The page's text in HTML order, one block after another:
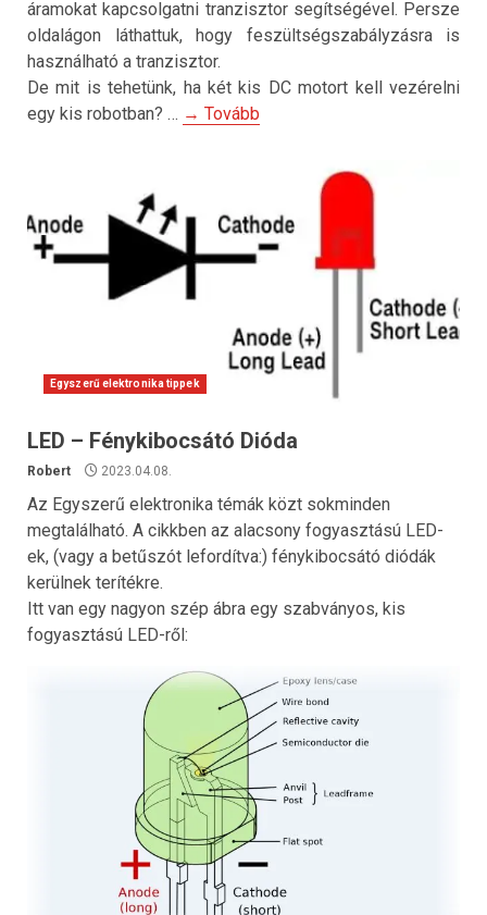
áramokat kapcsolgatni tranzisztor segítségével. Persze
oldalágon láthattuk, hogy feszültségszabályzásra is
használható a tranzisztor.
De mit is tehetünk, ha két kis DC motort kell vezérelni
egy kis robotban? … → Tovább
Egyszerű elektronika tippek
LED – Fénykibocsátó Dióda
Robert 2023.04.08.
Az Egyszerű elektronika témák közt sokminden
megtalálható. A cikkben az alacsony fogyasztású LED-
ek, (vagy a betűszót lefordítva:) fénykibocsátó diódák
kerülnek terítékre.
Itt van egy nagyon szép ábra egy szabványos, kis
fogyasztású LED-ről: